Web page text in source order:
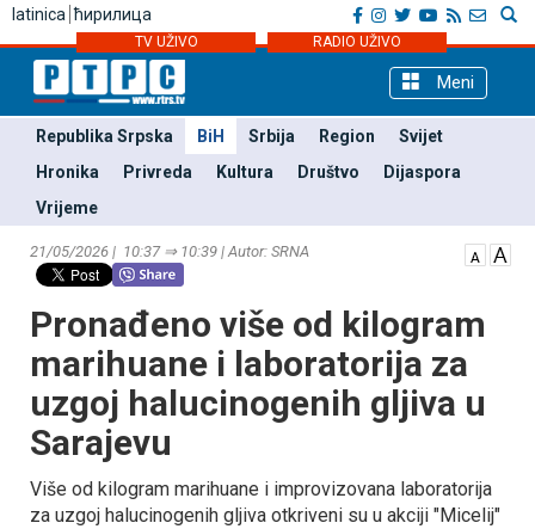
latinica ћирилица
TV UŽIVO RADIO UŽIVO
Meni
Republika Srpska BiH Srbija Region
Svijet
Hronika
Privreda Kultura Društvo
Dijaspora
Vrijeme
21/05/2026 | 10:37 ⇒ 10:39 | Autor: SRNA
Pronađeno više od kilogram
marihuane i laboratorija za
uzgoj halucinogenih gljiva u
Sarajevu
Više od kilogram marihuane i improvizovana laboratorija
za uzgoj halucinogenih gljiva otkriveni su u akciji "Micelij"